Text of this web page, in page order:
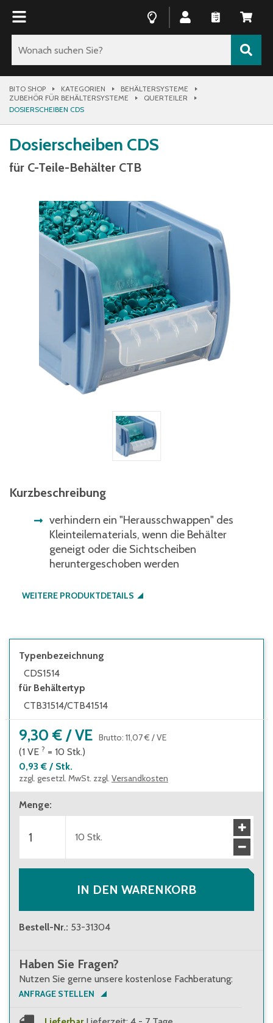
BITO SHOP KATEGORIEN
BEHÄLTERSYSTEME
ZUBEHÖR FÜR BEHÄLTERSYSTEME
QUERTEILER
DOSIERSCHEIBEN CDS
Dosierscheiben CDS
für C-Teile-Behälter CTB
Kurzbeschreibung
verhindern ein "Herausschwappen" des
Kleinteilematerials, wenn die Behälter
geneigt oder die Sichtscheiben
heruntergeschoben werden
WEITERE PRODUKTDETAILS
Typenbezeichnung
CDS1514
für Behältertyp
CTB31514/CTB41514
9,30 € /VE Brutto: 11,07 € /VE
(1 VE ? = 10 Stk.)
0,93 € / Stk.
zzgl. gesetzl. MwSt. zzgl. Versandkosten
Menge:
10 Stk.
IN DEN WARENKORB
Bestell-Nr.: 53-31304
Haben Sie Fragen?
Nutzen Sie gerne unsere kostenlose Fachberatung:
ANFRAGE STELLEN